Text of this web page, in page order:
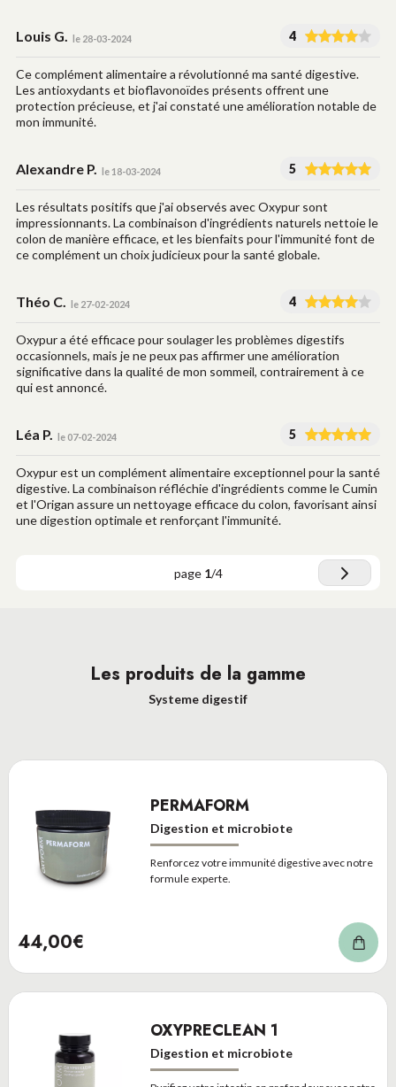
Louis G. le 28-03-2024 4
Ce complément alimentaire a révolutionné ma santé digestive.
Les antioxydants et bioflavonoïdes présents offrent une
protection précieuse, et j'ai constaté une amélioration notable de
mon immunité.
Alexandre P. le 18-03-2024 5
Les résultats positifs que j'ai observés avec Oxypur sont
impressionnants. La combinaison d'ingrédients naturels nettoie le
colon de manière efficace, et les bienfaits pour l'immunité font de
ce complément un choix judicieux pour la santé globale.
Théo C. le 27-02-2024 4
Oxypur a été efficace pour soulager les problèmes digestifs
occasionnels, mais je ne peux pas affirmer une amélioration
significative dans la qualité de mon sommeil, contrairement à ce
qui est annoncé.
Léa P. le 07-02-2024 5
Oxypur est un complément alimentaire exceptionnel pour la santé
digestive. La combinaison réfléchie d'ingrédients comme le Cumin
et l'Origan assure un nettoyage efficace du colon, favorisant ainsi
une digestion optimale et renforçant l'immunité.
page 1/4
Les produits de la gamme
Systeme digestif
PERMAFORM
Digestion et microbiote
Renforcez votre immunité digestive avec notre
formule experte.
44,00€
OXYPRECLEAN 1
Digestion et microbiote